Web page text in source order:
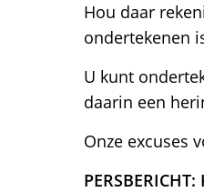
Hou daar
ondertekenen
U kunt
daarin een
Onze excuses